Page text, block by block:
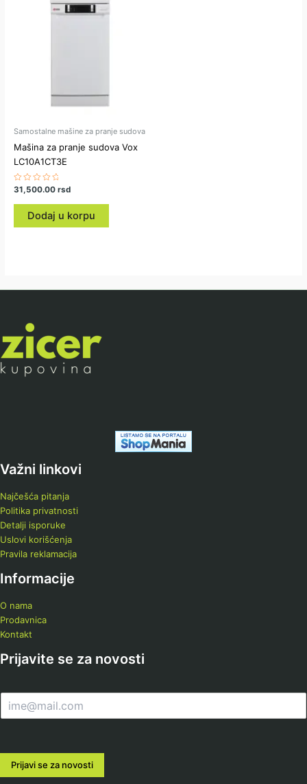
Samostalne mašine za pranje sudova
Mašina za pranje sudova Vox
LC10A1CT3E
Ocenjeno
sa
0
31,500.00rsd
Dodaj u korpu
Važni linkovi
Najčešća pitanja
Politika privatnosti
Detalji isporuke
Uslovi korišćenja
Pravila reklamacija
Informacije
O nama
Prodavnica
Kontakt
Prijavite se za novosti
m
l
Prijavi se za novosti